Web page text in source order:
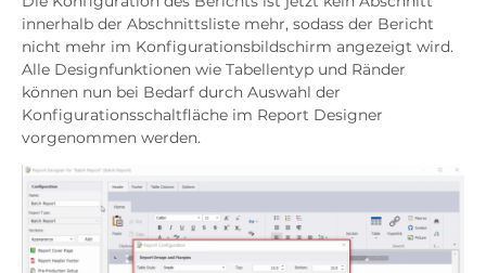
innerhalb der Abschnittsliste mehr, sodass der Bericht
nicht mehr im Konfigurationsbildschirm angezeigt wird.
Alle Designfunktionen wie Tabellentyp und Ränder
können nun bei Bedarf durch Auswahl der
Konfigurationsschaltfläche im Report Designer
vorgenommen werden.